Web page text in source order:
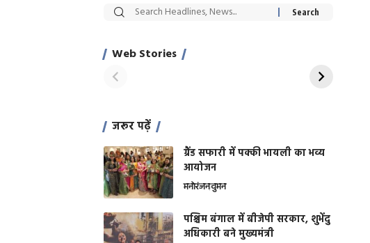
Web Stories
सट्टेबाजी में अरेस्ट हुए
साहिल खान
रोज एक कच्चे लहसुन
जरूर पढ़ें
ग्रैंड सफारी में पक्की भायली का भव्य
आयोजन
मनोरंजनवुमन
पश्चिम बंगाल में बीजेपी सरकार, शुभेंदु
अधिकारी बने मुख्यमंत्री